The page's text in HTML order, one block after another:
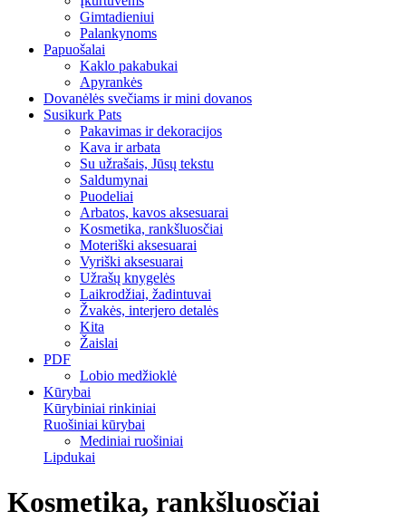
Gimtadieniui
Palankynoms
Papuošalai
Kaklo pakabukai
Apyrankės
Dovanėlės svečiams ir mini dovanos
Susikurk Pats
Pakavimas ir dekoracijos
Kava ir arbata
Su užrašais, Jūsų tekstu
Saldumynai
Puodeliai
Arbatos, kavos aksesuarai
Kosmetika, rankšluosčiai
Moteriški aksesuarai
Vyriški aksesuarai
Užrašų knygelės
Laikrodžiai, žadintuvai
Žvakės, interjero detalės
Kita
Žaislai
PDF
Lobio medžioklė
Kūrybai
Kūrybiniai rinkiniai
Ruošiniai kūrybai
Mediniai ruošiniai
Lipdukai
Kosmetika, rankšluosčiai